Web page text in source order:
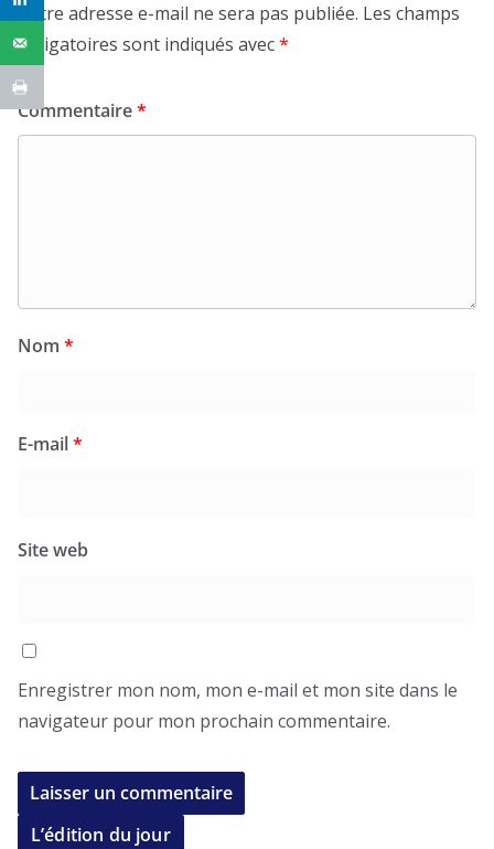
Votre adresse e-mail ne sera pas publiée. Les champs
obligatoires sont indiqués avec*
Commentaire*
Nom *
E-mail*
Site web
Enregistrer mon nom, mon e-mail et mon site dans le
navigateur pour mon prochain commentaire.
L’édition du jour